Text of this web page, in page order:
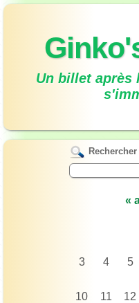
Un billet après
Rechercher
«
3 4 5
10 11 12